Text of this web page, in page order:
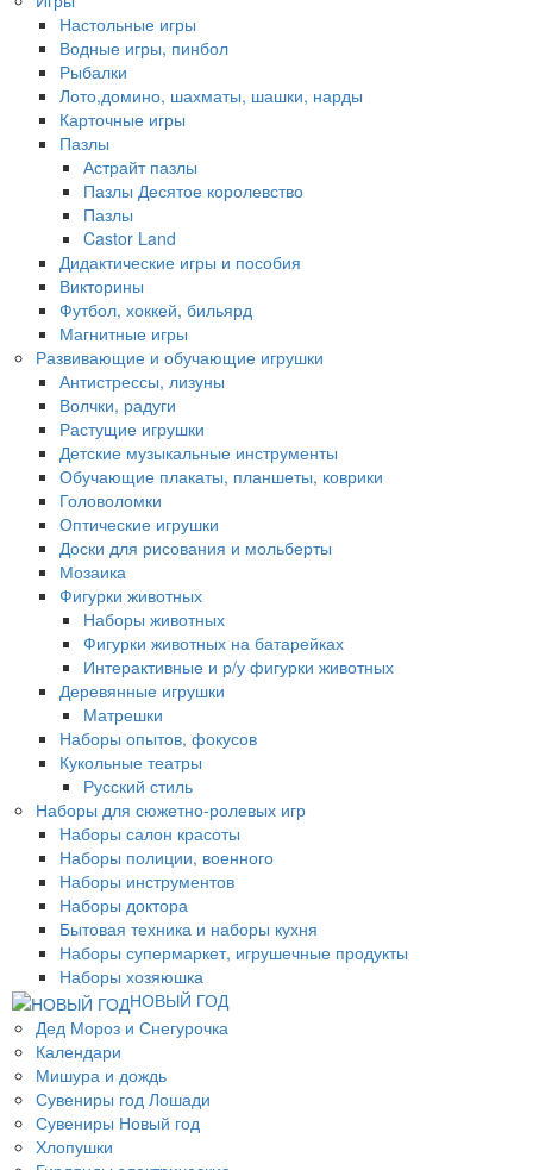
Настольные игры
Водные игры, пинбол
Рыбалки
Лото,домино, шахматы, шашки, нарды
Карточные игры
Пазлы
Астрайт пазлы
Пазлы Десятое королевство
Пазлы
Castor Land
Дидактические игры и пособия
Викторины
Футбол, хоккей, бильярд
Магнитные игры
Развивающие и обучающие игрушки
Антистрессы, лизуны
Волчки, радуги
Растущие игрушки
Детские музыкальные инструменты
Обучающие плакаты, планшеты, коврики
Головоломки
Оптические игрушки
Доски для рисования и мольберты
Мозаика
Фигурки животных
Наборы животных
Фигурки животных на батарейках
Интерактивные и р/у фигурки животных
Деревянные игрушки
Матрешки
Наборы опытов, фокусов
Кукольные театры
Русский стиль
Наборы для сюжетно-ролевых игр
Наборы салон красоты
Наборы полиции, военного
Наборы инструментов
Наборы доктора
Бытовая техника и наборы кухня
Наборы супермаркет, игрушечные продукты
Наборы хозяюшка
НОВЫЙ ГОД
Дед Мороз и Снегурочка
Календари
Мишура и дождь
Сувениры год Лошади
Сувениры Новый год
Хлопушки